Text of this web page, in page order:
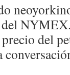
del